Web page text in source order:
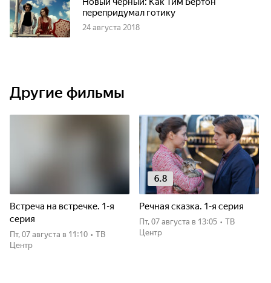
перепридумал готику
24 августа 2018
Другие фильмы
Встреча на встречке. 1-я
серия
пт, 07 августа в 11:10 • ТВ
Центр
6.8
Речная сказка. 1-я серия
пт, 07 августа в 13:05 • ТВ
Центр